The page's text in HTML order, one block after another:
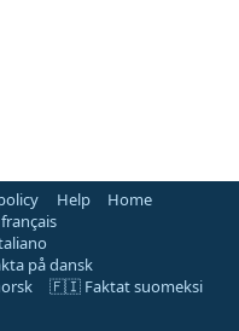
Help
Home
på dansk
🇫🇮 Faktat suomeksi